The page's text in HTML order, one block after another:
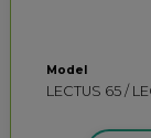
Model
LECTUS 65 /